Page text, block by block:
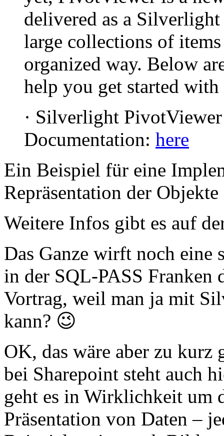
delivered as a
large collections of
organized way. Below
help you get started
· Silverlight
Documentation: here
Ein Beispiel für eine
Repräsentation der
Weitere Infos gibt es auf
Das Ganze wirft noch eine
in der SQL-PASS Franken
Vortrag, weil man ja mit
kann? 😉
OK, das wäre aber zu kurz
bei Sharepoint steht auch
geht es in Wirklichkeit um
Präsentation von Daten –